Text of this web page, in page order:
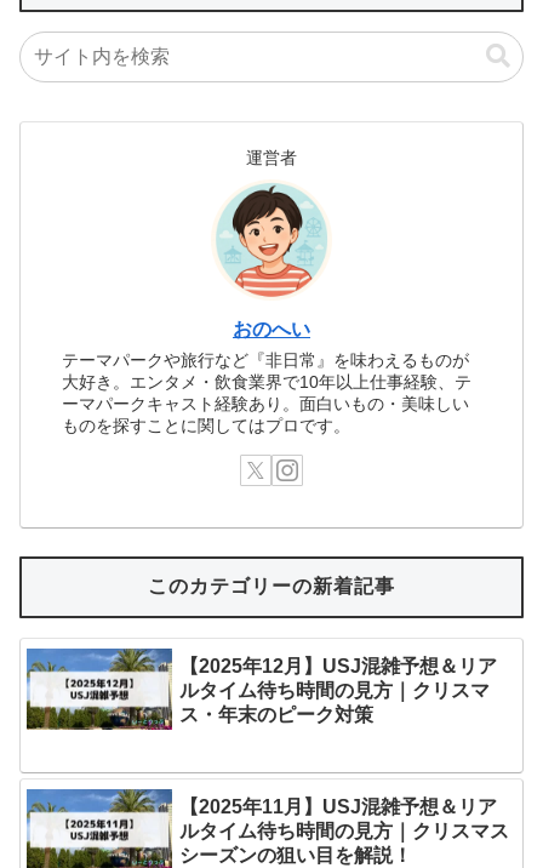
運営者
おのへい
テーマパークや旅行など『非日常』を味わえるものが
大好き。エンタメ・飲食業界で10年以上仕事経験、テ
ーマパークキャスト経験あり。面白いもの・美味しい
ものを探すことに関してはプロです。
このカテゴリーの新着記事
【2025年12月】USJ混雑予想＆リア
ルタイム待ち時間の見方｜クリスマ
ス・年末のピーク対策
【2025年11月】USJ混雑予想＆リア
ルタイム待ち時間の見方｜クリスマス
シーズンの狙い目を解説！